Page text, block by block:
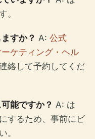
。
すか？ A: 公式
ケティング・ヘル
絡して予約してくだ
能ですか？ A: は
するため、事前にビ
。